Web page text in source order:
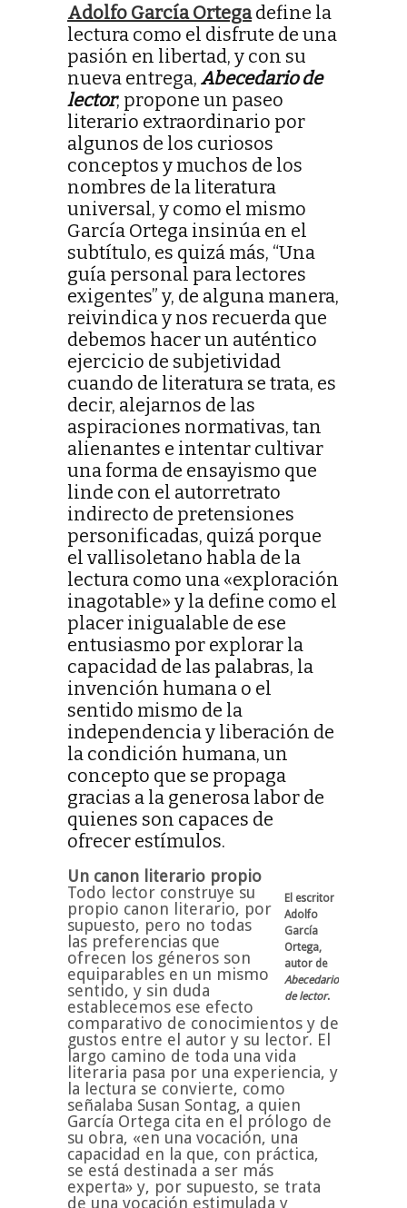
Adolfo García Ortega define la
lectura como el disfrute de una
pasión en libertad, y con su
nueva entrega, Abecedario de
lector, propone un paseo
literario extraordinario por
algunos de los curiosos
conceptos y muchos de los
nombres de la literatura
universal, y como el mismo
García Ortega insinúa en el
subtítulo, es quizá más, “Una
guía personal para lectores
exigentes” y, de alguna manera,
reivindica y nos recuerda que
debemos hacer un auténtico
ejercicio de subjetividad
cuando de literatura se trata, es
decir, alejarnos de las
aspiraciones normativas, tan
alienantes e intentar cultivar
una forma de ensayismo que
linde con el autorretrato
indirecto de pretensiones
personificadas, quizá porque
el vallisoletano habla de la
lectura como una «exploración
inagotable» y la define como el
placer inigualable de ese
entusiasmo por explorar la
capacidad de las palabras, la
invención humana o el
sentido mismo de la
independencia y liberación de
la condición humana, un
concepto que se propaga
gracias a la generosa labor de
quienes son capaces de
ofrecer estímulos.
El escritor
Adolfo
García
Ortega,
autor de
Abecedario
de lector.
Un canon literario propio
Todo lector construye su
propio canon literario, por
supuesto, pero no todas
las preferencias que
ofrecen los géneros son
equiparables en un mismo
sentido, y sin duda
establecemos ese efecto
comparativo de conocimientos y de
gustos entre el autor y su lector. El
largo camino de toda una vida
literaria pasa por una experiencia, y
la lectura se convierte, como
señalaba Susan Sontag, a quien
García Ortega cita en el prólogo de
su obra, «en una vocación, una
capacidad en la que, con práctica,
se está destinada a ser más
experta» y, por supuesto, se trata
de una vocación estimulada y